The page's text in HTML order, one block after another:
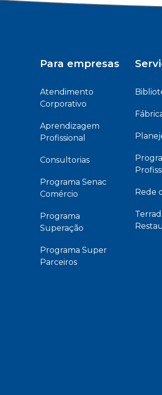
Para empresas
Atendimento
Corporativo
Aprendizagem
Profissional
Consultorias
Programa Senac
Comércio
Programa
Superação
Programa Super
Parceiros
Rede